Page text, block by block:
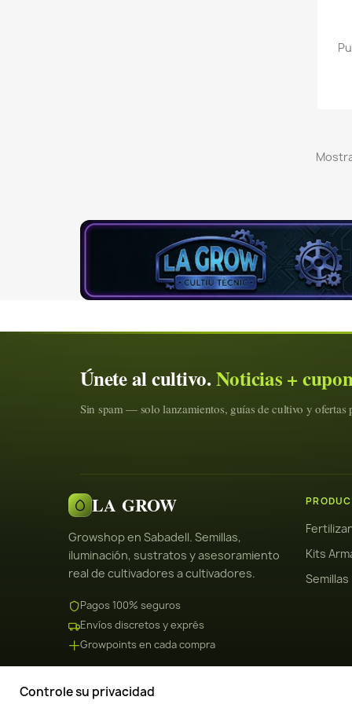
Únete al cultivo.Noticias +
Sin spam — solo lanzamientos, guías de cultivo y ofertas
LA GROW
Growshop en Sabadell. Semillas,
iluminación, sustratos y asesoramiento
real de cultivadores a cultivadores.
Pagos 100% seguros
Envíos discretos y exprés
Growpoints en cada compra
Kits
Semillas
Controle su privacidad